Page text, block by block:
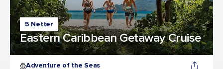
5 Netter
Eastern Caribbean Getaway Cruise
Adventure of the Seas